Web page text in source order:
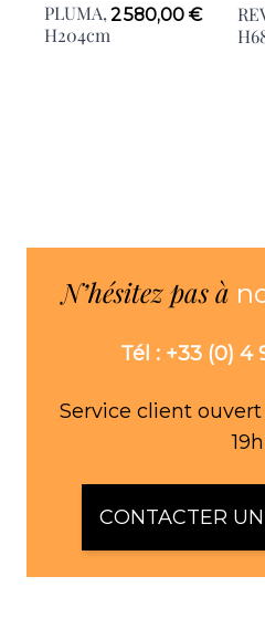
PLUMA,
H204cm
2 580,00 €
N’hésitez pas à
Tél : +33 (0) 4
Service client
19h
CONTACTER